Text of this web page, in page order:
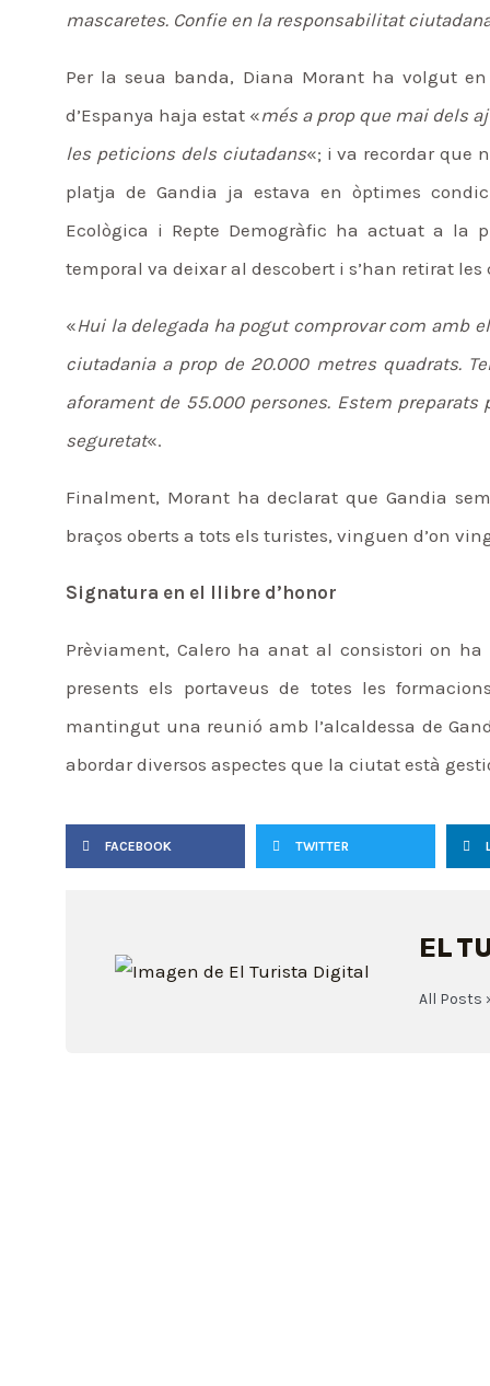
mascaretes. Confie en la responsabilitat
Per la seua banda, Diana Morant ha volgut
d’Espanya haja estat «més a prop que mai dels
les peticions dels ciutadans«; i va recordar que
platja de Gandia ja estava en òptimes
Ecològica i Repte Demogràfic ha actuat a
temporal va deixar al descobert i s’han retirat
«Hui la delegada ha pogut comprovar com amb
ciutadania a prop de 20.000 metres quadrats.
aforament de 55.000 persones. Estem
seguretat«.
Finalment, Morant ha declarat que Gandia
braços oberts a tots els turistes, vinguen d’on
Signatura en el llibre d’honor
Prèviament, Calero ha anat al consistori on
presents els portaveus de totes les
mantingut una reunió amb l’alcaldessa de
abordar diversos aspectes que la ciutat està
FACEBOOK TWITTER
EL
All Posts